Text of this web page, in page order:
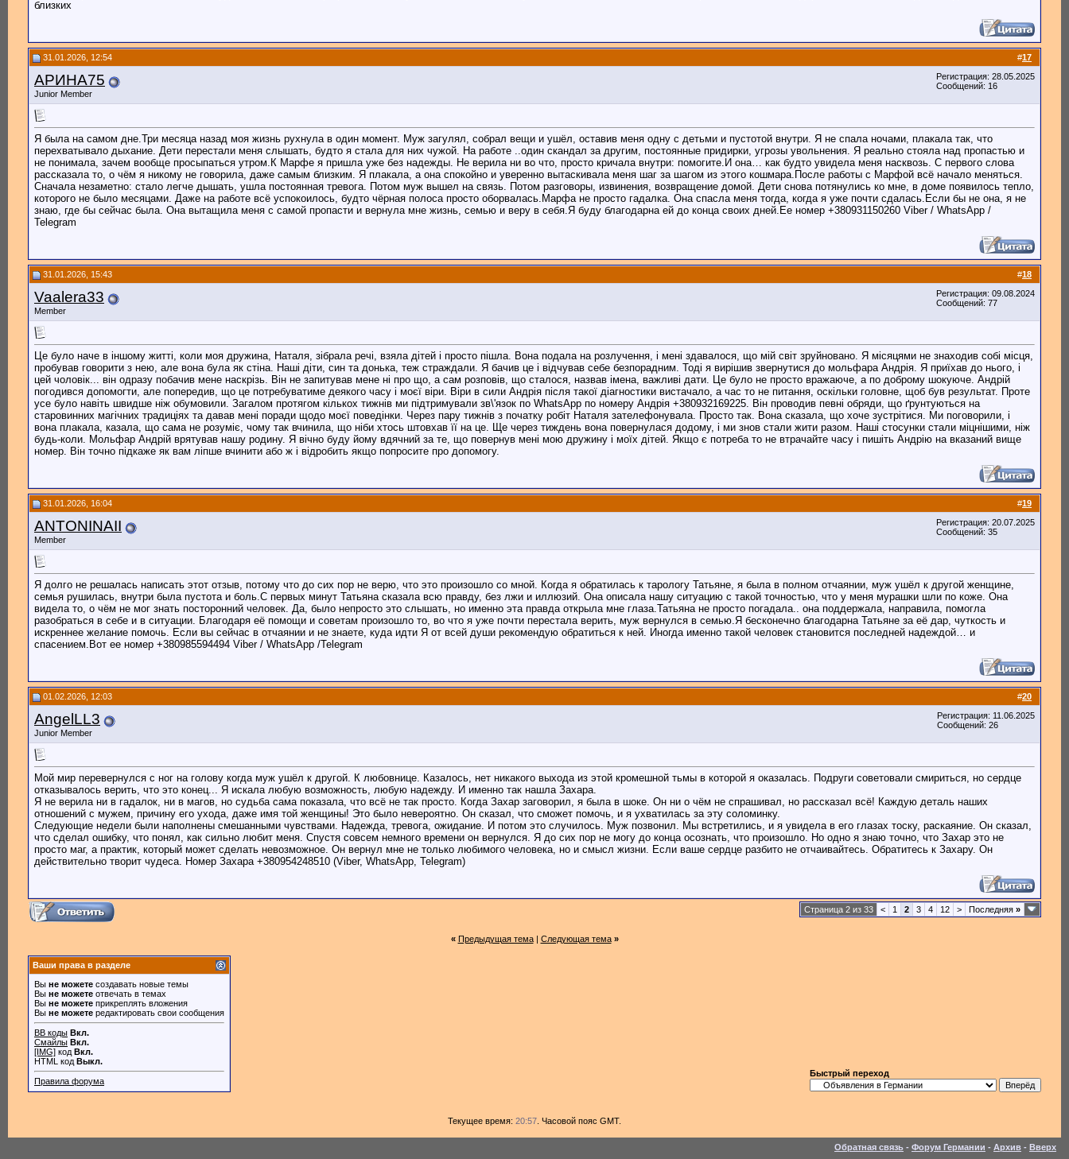
близких
#17
31.01.2026, 12:54
АРИНА75
Junior Member
Регистрация: 28.05.2025
Сообщений: 16
Я была на самом дне.Три месяца назад моя жизнь рухнула в один момент. Муж загулял, собрал вещи и ушёл, оставив меня одну с детьми и пустотой внутри. Я не спала ночами, плакала так, что
перехватывало дыхание. Дети перестали меня слышать, будто я стала для них чужой. На работе ..один скандал за другим, постоянные придирки, угрозы увольнения. Я реально стояла над пропастью и
не понимала, зачем вообще просыпаться утром.К Марфе я пришла уже без надежды. Не верила ни во что, просто кричала внутри: помогите.И она… как будто увидела меня насквозь. С первого слова
рассказала то, о чём я никому не говорила, даже самым близким. Я плакала, а она спокойно и уверенно вытаскивала меня шаг за шагом из этого кошмара.После работы с Марфой всё начало меняться.
Сначала незаметно: стало легче дышать, ушла постоянная тревога. Потом муж вышел на связь. Потом разговоры, извинения, возвращение домой. Дети снова потянулись ко мне, в доме появилось тепло,
которого не было месяцами. Даже на работе всё успокоилось, будто чёрная полоса просто оборвалась.Марфа не просто гадалка. Она спасла меня тогда, когда я уже почти сдалась.Если бы не она, я не
знаю, где бы сейчас была. Она вытащила меня с самой пропасти и вернула мне жизнь, семью и веру в себя.Я буду благодарна ей до конца своих дней.Ее номер +380931150260 Viber / WhatsApp /
Telegram
#18
31.01.2026, 15:43
Vaalera33
Member
Регистрация: 09.08.2024
Сообщений: 77
Це було наче в іншому житті, коли моя дружина, Наталя, зібрала речі, взяла дітей і просто пішла. Вона подала на розлучення, і мені здавалося, що мій світ зруйновано. Я місяцями не знаходив собі місця,
пробував говорити з нею, але вона була як стіна. Наші діти, син та донька, теж страждали. Я бачив це і відчував себе безпорадним. Тоді я вирішив звернутися до мольфара Андрія. Я приїхав до нього, і
цей чоловік... він одразу побачив мене наскрізь. Він не запитував мене ні про що, а сам розповів, що сталося, назвав імена, важливі дати. Це було не просто вражаюче, а по доброму шокуюче. Андрій
погодився допомогти, але попередив, що це потребуватиме деякого часу і моєї віри. Віри в сили Андрія після такої діагностики вистачало, а час то не питання, оскільки головне, щоб був результат. Проте
усе було навіть швидше ніж обумовили. Загалом протягом кількох тижнів ми підтримували зв\'язок по WhatsApp по номеру Андрія +380932169225. Він проводив певні обряди, що ґрунтуються на
старовинних магічних традиціях та давав мені поради щодо моєї поведінки. Через пару тижнів з початку робіт Наталя зателефонувала. Просто так. Вона сказала, що хоче зустрітися. Ми поговорили, і
вона плакала, казала, що сама не розуміє, чому так вчинила, що ніби хтось штовхав її на це. Ще через тиждень вона повернулася додому, і ми знов стали жити разом. Наші стосунки стали міцнішими, ніж
будь-коли. Мольфар Андрій врятував нашу родину. Я вічно буду йому вдячний за те, що повернув мені мою дружину і моїх дітей. Якщо є потреба то не втрачайте часу і пишіть Андрію на вказаний вище
номер. Він точно підкаже як вам ліпше вчинити або ж і відробить якщо попросите про допомогу.
#19
31.01.2026, 16:04
ANTONINAII
Member
Регистрация: 20.07.2025
Сообщений: 35
Я долго не решалась написать этот отзыв, потому что до сих пор не верю, что это произошло со мной. Когда я обратилась к тарологу Татьяне, я была в полном отчаянии, муж ушёл к другой женщине,
семья рушилась, внутри была пустота и боль.С первых минут Татьяна сказала всю правду, без лжи и иллюзий. Она описала нашу ситуацию с такой точностью, что у меня мурашки шли по коже. Она
видела то, о чём не мог знать посторонний человек. Да, было непросто это слышать, но именно эта правда открыла мне глаза.Татьяна не просто погадала.. она поддержала, направила, помогла
разобраться в себе и в ситуации. Благодаря её помощи и советам произошло то, во что я уже почти перестала верить, муж вернулся в семью.Я бесконечно благодарна Татьяне за её дар, чуткость и
искреннее желание помочь. Если вы сейчас в отчаянии и не знаете, куда идти Я от всей души рекомендую обратиться к ней. Иногда именно такой человек становится последней надеждой… и
спасением.Вот ее номер +380985594494 Viber / WhatsApp /Telegram
#20
01.02.2026, 12:03
AngelLL3
Junior Member
Регистрация: 11.06.2025
Сообщений: 26
Мой мир перевернулся с ног на голову когда муж ушёл к другой. К любовнице. Казалось, нет никакого выхода из этой кромешной тьмы в которой я оказалась. Подруги советовали смириться, но сердце
отказывалось верить, что это конец... Я искала любую возможность, любую надежду. И именно так нашла Захара.
Я не верила ни в гадалок, ни в магов, но судьба сама показала, что всё не так просто. Когда Захар заговорил, я была в шоке. Он ни о чём не спрашивал, но рассказал всё! Каждую деталь наших
отношений с мужем, причину его ухода, даже имя той женщины! Это было невероятно. Он сказал, что сможет помочь, и я ухватилась за эту соломинку.
Следующие недели были наполнены смешанными чувствами. Надежда, тревога, ожидание. И потом это случилось. Муж позвонил. Мы встретились, и я увидела в его глазах тоску, раскаяние. Он сказал,
что сделал ошибку, что понял, как сильно любит меня. Спустя совсем немного времени он вернулся. Я до сих пор не могу до конца осознать, что произошло. Но одно я знаю точно, что Захар это не
просто маг, а практик, который может сделать невозможное. Он вернул мне не только любимого человека, но и смысл жизни. Если ваше сердце разбито не отчаивайтесь. Обратитесь к Захару. Он
действительно творит чудеса. Номер Захара +380954248510 (Viber, WhatsApp, Telegram)
Страница 2 из 33 < 1 2 3 4 12 > Последняя »
« Предыдущая тема| Следующая тема »
Ваши права в разделе
Вы не можете создавать новые темы
Вы не можете отвечать в темах
Вы не можете прикреплять вложения
Вы не можете редактировать свои сообщения
BB коды Вкл.
Смайлы Вкл.
[IMG] код Вкл.
HTML код Выкл.
Правила форума
Быстрый переход
Текущее время: 20:57 . Часовой пояс GMT.
Обратная связь - Форум Германии - Архив - Вверх